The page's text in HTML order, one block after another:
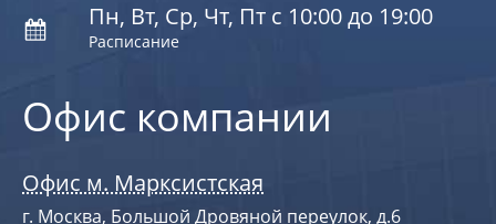
Офис компании
Офис м. Марксистская
г. Москва, Большой Дровяной переулок, д.6
Пн, Вт, Ср, Чт, Пт с 10:00 до 19:00
Расписание